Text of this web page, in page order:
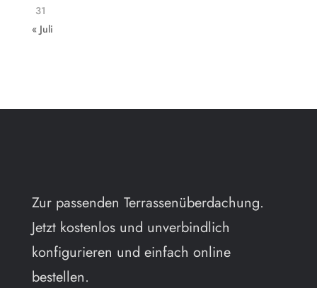
31
« Juli
Zur passenden Terrassenüberdachung.
Jetzt kostenlos und unverbindlich
konfigurieren und einfach online
bestellen.